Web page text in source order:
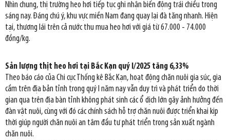
Nhìn chung, thị trường heo hơi tiếp tục ghi nhận biến động trái chiều trong
sáng nay. Đáng chú ý, khu vực miền Nam đang quay lại đà tăng nhanh. Hiện
tại, thương lái trên cả nước thu mua heo hơi với giá từ 67.000 - 74.000
đồng/kg.
Sản lượng thịt heo hơi tại Bắc Kạn quý I/2025 tăng 6,33%
Theo báo cáo của Chi cục Thống kê Bắc Kạn, hoạt động chăn nuôi gia súc, gia
cầm trên địa bản tỉnh trong quý I năm nay vẫn duy trì và phát triển do thời
gian qua trên địa bàn tỉnh không phát sinh các ổ dịch lớn gây ảnh hưởng đến
đàn vật nuôi, cùng với đó các chính sách hỗ trợ chăn nuôi được triển khai kịp
thời giúp người chăn nuôi an tâm đầu tư phát triển trong sản xuất ngành
chăn nuôi.